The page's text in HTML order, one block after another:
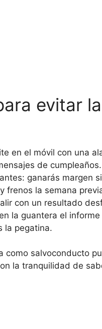
evitar
en el móvil con una
de
ganarás margen
frenos la semana
con un resultado
la guantera el
la pegatina.
como salvoconducto
la tranquilidad de